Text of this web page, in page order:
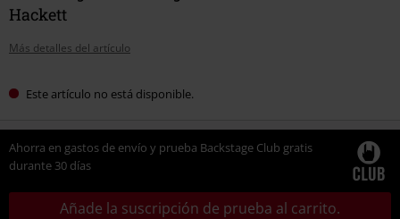
Hackett
Más detalles del artículo
Este artículo no está disponible.
Ahorra en gastos de envío y prueba Backstage Club gratis
durante 30 días
Añade la suscripción de prueba al carrito.